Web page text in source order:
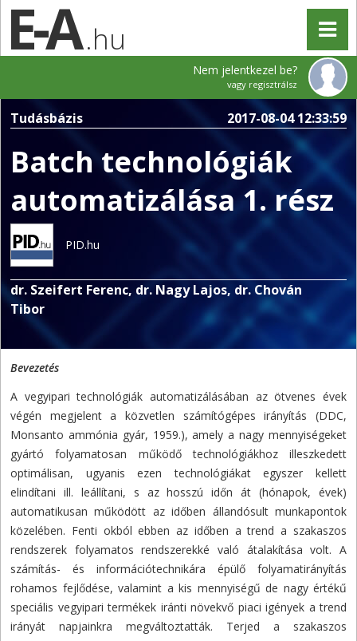
.hu
Nem jelentkezel be?
vagy regisztrálsz
Tudásbázis 2017-08-04 12:33:59
Batch technológiák
automatizálása 1. rész
PID.hu
dr. Szeifert Ferenc, dr. Nagy Lajos, dr. Chován
Tibor
Bevezetés
A vegyipari technológiák automatizálásában az ötvenes évek
végén megjelent a közvetlen számítógépes irányítás (DDC,
Monsanto ammónia gyár, 1959.), amely a nagy mennyiségeket
gyártó folyamatosan működő technológiákhoz illeszkedett
optimálisan, ugyanis ezen technológiákat egyszer kellett
elindítani ill. leállítani, s az hosszú időn át (hónapok, évek)
automatikusan működött az időben állandósult munkapontok
közelében. Fenti okból ebben az időben a trend a szakaszos
rendszerek folyamatos rendszerekké való átalakítása volt. A
számítás- és információtechnikára épülő folyamatirányítás
rohamos fejlődése, valamint a kis mennyiségű de nagy értékű
speciális vegyipari termékek iránti növekvő piaci igények a trend
irányát napjainkra megváltoztatták. Terjed a szakaszos